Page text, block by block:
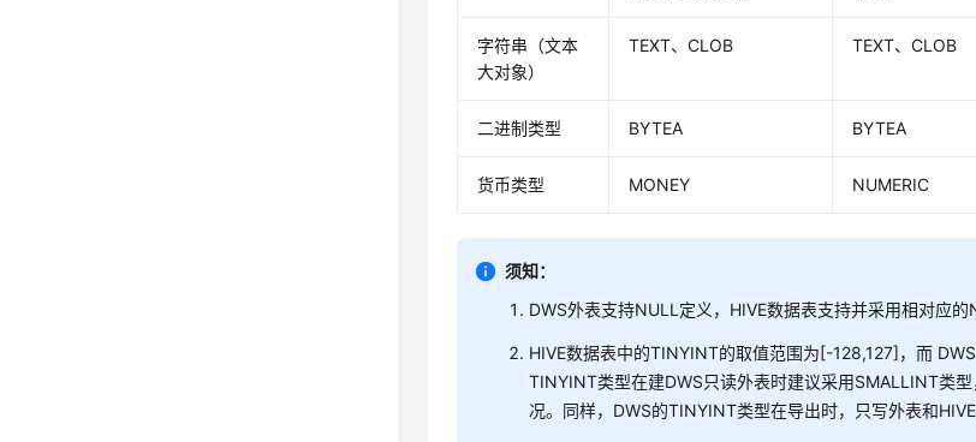
字符串（文本
大对象）
TEXT、CLOB TEXT、CLOB
二进制类型 BYTEA BYTEA
货币类型 MONEY NUMERIC
须知：
DWS外表支持NULL定义，HIVE数据表支持并采用相对应的
HIVE数据表中的TINYINT的取值范围为[-128,127]，而
TINYINT类型在建DWS只读外表时建议采用SMALLINT类
况。同样，DWS的TINYINT类型在导出时，只写外表和